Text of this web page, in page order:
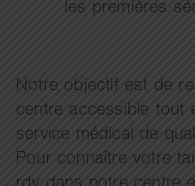
les premières
Notre objectif est de
centre accessible tout
service médical de
Pour connaître votre